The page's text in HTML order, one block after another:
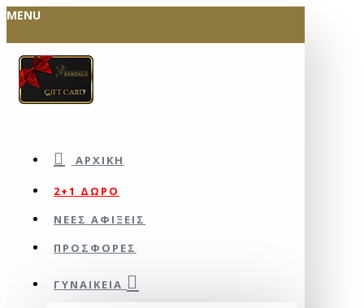
MENU
ΑΡΧΙΚΉ
2+1 ΔΩΡΟ
ΝΕΕΣ ΑΦΙΞΕΙΣ
ΠΡΟΣΦΟΡΕΣ
ΓΥΝΑΙΚΕΊΑ